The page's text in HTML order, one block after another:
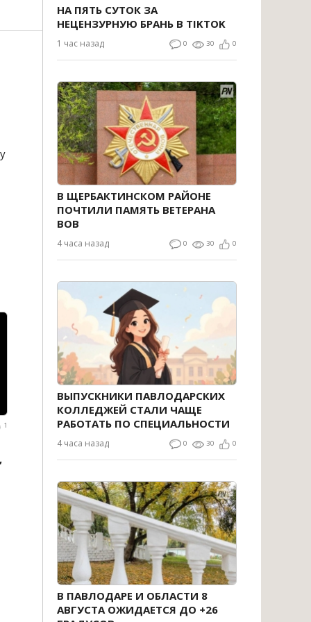
НА ПЯТЬ СУТОК ЗА
НЕЦЕНЗУРНУЮ БРАНЬ В TIKTOK
1 час назад 0 30 0
В ЩЕРБАКТИНСКОМ РАЙОНЕ
ПОЧТИЛИ ПАМЯТЬ ВЕТЕРАНА
ВОВ
4 часа назад 0 30 0
ВЫПУСКНИКИ ПАВЛОДАРСКИХ
КОЛЛЕДЖЕЙ СТАЛИ ЧАЩЕ
РАБОТАТЬ ПО СПЕЦИАЛЬНОСТИ
4 часа назад 0 30 0
В ПАВЛОДАРЕ И ОБЛАСТИ 8
АВГУСТА ОЖИДАЕТСЯ ДО +26
1